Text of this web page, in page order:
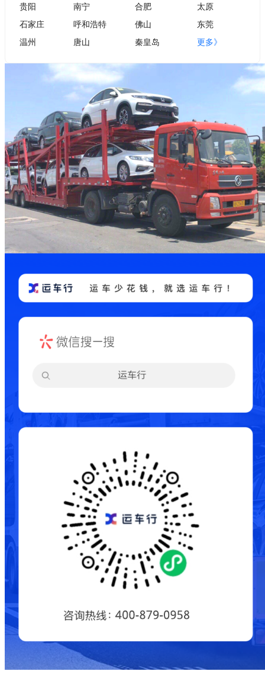
贵阳
南宁 合肥
太原
石家庄
呼和浩特 佛山
东莞
温州
唐山 秦皇岛 更多》